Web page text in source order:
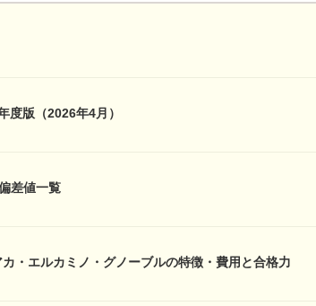
度版（2026年4月）
差値一覧
・エルカミノ・グノーブルの特徴・費用と合格力